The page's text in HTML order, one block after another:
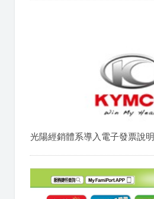
光陽經銷體系導入電子發票說明